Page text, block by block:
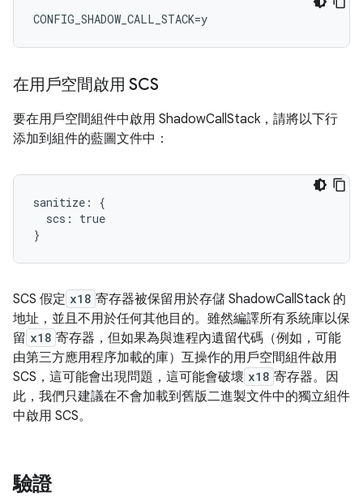
CONFIG_SHADOW_CALL_STACK=y
在用戶空間啟用 SCS
要在用戶空間組件中啟用 ShadowCallStack，請將以下行
添加到組件的藍圖文件中：
sanitize: {
  scs: true
SCS 假定 x18 寄存器被保留用於存儲 ShadowCallStack 的
地址，並且不用於任何其他目的。雖然編譯所有系統庫以保
留 x18 寄存器，但如果為與進程內遺留代碼（例如，可能
由第三方應用程序加載的庫）互操作的用戶空間組件啟用
SCS，這可能會出現問題，這可能會破壞 x18 寄存器。因
此，我們只建議在不會加載到舊版二進製文件中的獨立組件
中啟用 SCS。
驗證